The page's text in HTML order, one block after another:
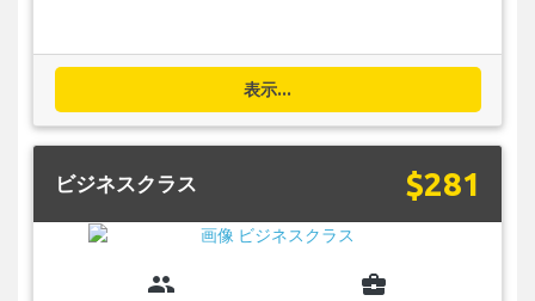
表示...
ビジネスクラス $281
group business_center